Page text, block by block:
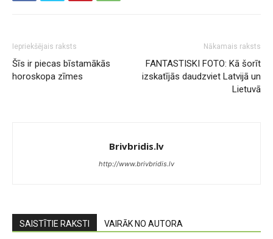
Iepriekšējais raksts
Šīs ir piecas bīstamākās
horoskopa zīmes
Nākamais raksts
FANTASTISKI FOTO: Kā šorīt
izskatījās daudzviet Latvijā un
Lietuvā
Brivbridis.lv
http://www.brivbridis.lv
SAISTĪTIE RAKSTI VAIRĀK NO AUTORA